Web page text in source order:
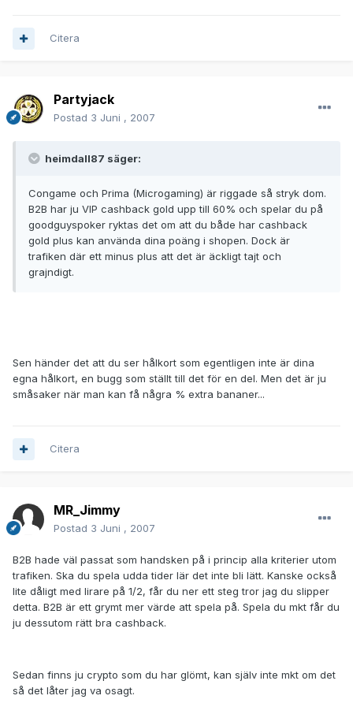
Citera
Partyjack
Postad 3 Juni , 2007
heimdall87 säger:
Congame och Prima (Microgaming) är riggade så stryk dom.
B2B har ju VIP cashback gold upp till 60% och spelar du på
goodguyspoker ryktas det om att du både har cashback
gold plus kan använda dina poäng i shopen. Dock är
trafiken där ett minus plus att det är äckligt tajt och
grajndigt.
Sen händer det att du ser hålkort som egentligen inte är dina
egna hålkort, en bugg som ställt till det för en del. Men det är ju
småsaker när man kan få några % extra bananer...
Citera
MR_Jimmy
Postad 3 Juni , 2007
B2B hade väl passat som handsken på i princip alla kriterier utom
trafiken. Ska du spela udda tider lär det inte bli lätt. Kanske också
lite dåligt med lirare på 1/2, får du ner ett steg tror jag du slipper
detta. B2B är ett grymt mer värde att spela på. Spela du mkt får du
ju dessutom rätt bra cashback.
Sedan finns ju crypto som du har glömt, kan själv inte mkt om det
så det låter jag va osagt.